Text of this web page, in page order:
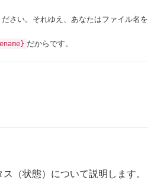
さい。それゆえ、あなたはファイル名を
だからです。
（状態）について説明します。